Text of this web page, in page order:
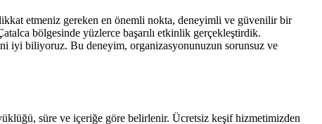
etmeniz gereken en önemli nokta, deneyimli ve güvenilir bir
bölgesinde yüzlerce başarılı etkinlik gerçekleştirdik.
iyi biliyoruz. Bu deneyim, organizasyonunuzun sorunsuz ve
süre ve içeriğe göre belirlenir. Ücretsiz keşif hizmetimizden